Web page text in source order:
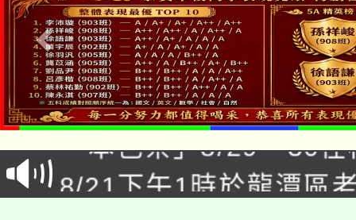
公告本校115學年度第
代理(課)教師甄選結果
告(尚有缺額)
「本色祭」8/29、30在
場熱烈登場!
8/21下午1時於龍潭區